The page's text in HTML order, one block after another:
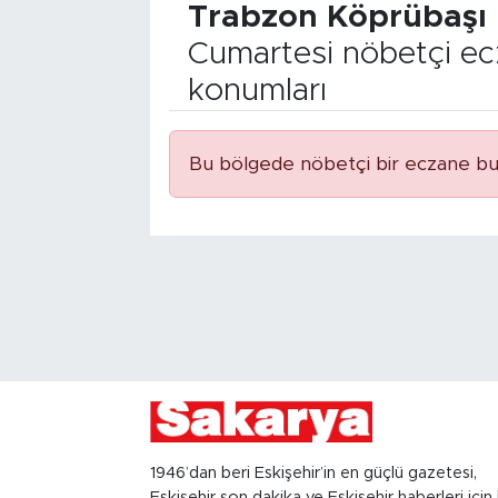
Trabzon Köprübaşı
Cumartesi nöbetçi
konumları
Bu bölgede nöbetçi bir eczane
1946’dan beri Eskişehir’in en güçlü gazetesi,